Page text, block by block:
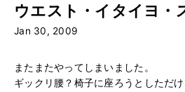
ウエスト・イタイヨ・
Jan 30, 2009
またまたやってしまいました。
ギックリ腰？椅子に座ろうとしただ